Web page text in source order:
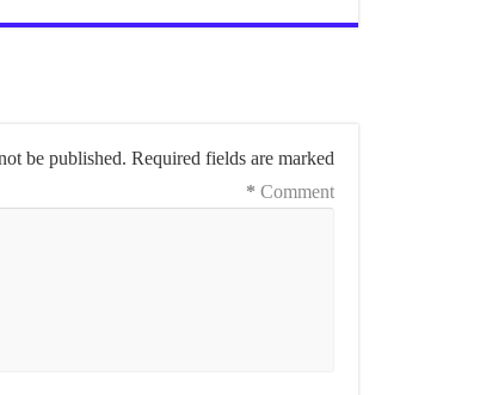
be published. Required fields are marked
Comment
*